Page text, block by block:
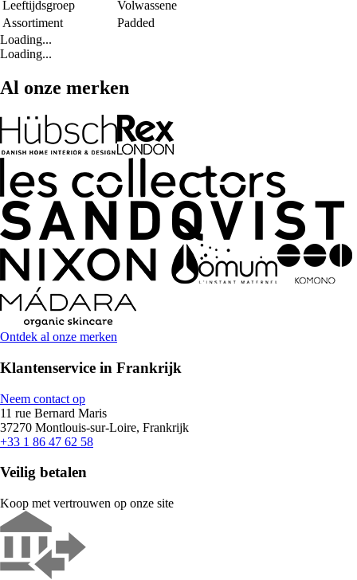
Leeftijdsgroep
Volwassene
Assortiment
Padded
Loading...
Loading...
Al onze merken
Ontdek al onze merken
Klantenservice in Frankrijk
Neem contact op
11 rue Bernard Maris
37270 Montlouis-sur-Loire, Frankrijk
+33 1 86 47 62 58
Veilig betalen
Koop met vertrouwen op onze site